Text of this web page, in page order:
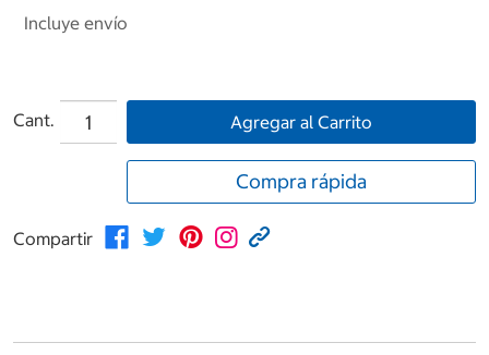
Incluye envío
Cant. Agregar al Carrito
Compra rápida
Compartir